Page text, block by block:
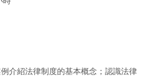
例介紹法律制度的基本概念；認識法律